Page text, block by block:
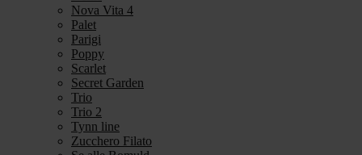
Nova Vita 4
Palet
Parigi
Poppy
Scarlet
Secret Garden
Trio
Trio 2
Tynn line
Zucchero Filato